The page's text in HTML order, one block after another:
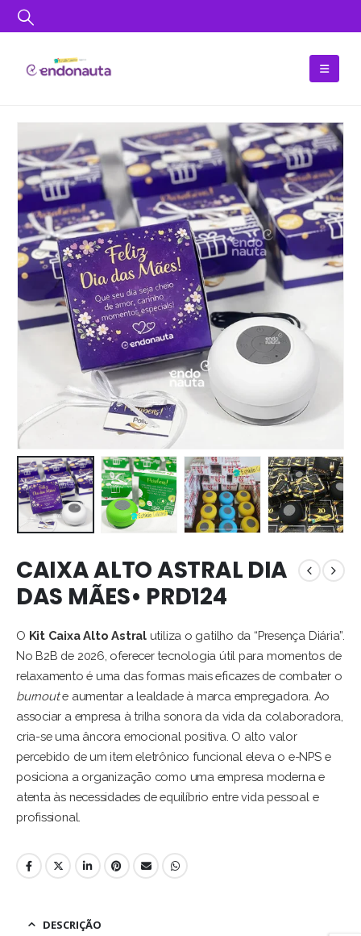
CAIXA ALTO ASTRAL DIA
DAS MÃES• PRD124
O Kit Caixa Alto Astralutiliza o gatilho da “Presença Diária”.
No B2B de 2026, oferecer tecnologia útil para momentos de
relaxamento é uma das formas mais eficazes de combater o
burnoute aumentar a lealdade à marca empregadora. Ao
associar a empresa à trilha sonora da vida da colaboradora,
cria-se uma âncora emocional positiva. O alto valor
percebido de um item eletrônico funcional eleva o e-NPS e
posiciona a organização como uma empresa moderna e
atenta às necessidades de equilíbrio entre vida pessoal e
profissional.
DESCRIÇÃO